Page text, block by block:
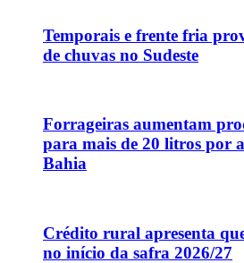
Temporais e frente fria
de chuvas no Sudeste
Forrageiras aumentam
para mais de 20 litros por
Bahia
Crédito rural apresenta
no início da safra 2026/27